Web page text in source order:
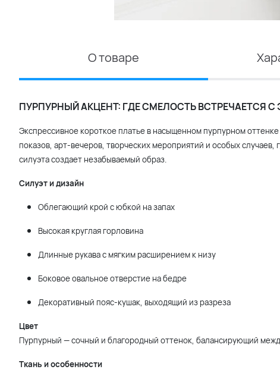
О товаре
ПУРПУРНЫЙ АКЦЕНТ: ГДЕ СМЕЛОСТЬ ВСТРЕЧАЕТСЯ
Экспрессивное короткое платье в насыщенном пурпурном
показов, арт-вечеров, творческих мероприятий и особых
силуэта создает незабываемый образ.
Силуэт и дизайн
Облегающий крой с юбкой на запах
Высокая круглая горловина
Длинные рукава с мягким расширением к низу
Боковое овальное отверстие на бедре
Декоративный пояс-кушак, выходящий из разреза
Цвет
Пурпурный — сочный и благородный оттенок, балансирующий
Ткань и особенности